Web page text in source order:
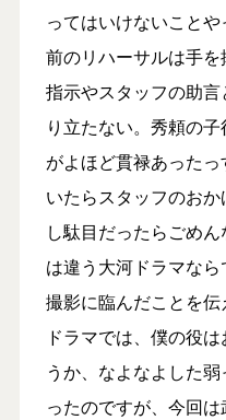
ってはいけないこと
前のリハーサルは手
指示やスタッフの助
り立たない。秀頼の
がよほど貫禄あった
いたらスタッフのお
し駄目だったらごめ
は違う大河ドラマなら
撮影に臨んだことを
ドラマでは、僕の役
うか、なよなよした
ったのですが、今回